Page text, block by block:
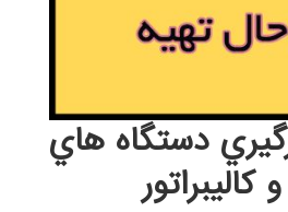
دستگاه هاي
كاليبراتور